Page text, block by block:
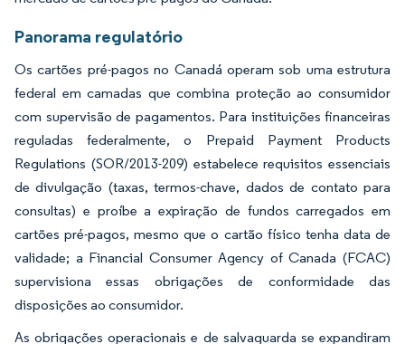
Panorama regulatório
Os cartões pré-pagos no Canadá operam sob uma estrutura
federal em camadas que combina proteção ao consumidor
com supervisão de pagamentos. Para instituições financeiras
reguladas federalmente, o Prepaid Payment Products
Regulations (SOR/2013-209) estabelece requisitos essenciais
de divulgação (taxas, termos-chave, dados de contato para
consultas) e proíbe a expiração de fundos carregados em
cartões pré-pagos, mesmo que o cartão físico tenha data de
validade; a Financial Consumer Agency of Canada (FCAC)
supervisiona essas obrigações de conformidade das
disposições ao consumidor.
As obrigações operacionais e de salvaguarda se expandiram